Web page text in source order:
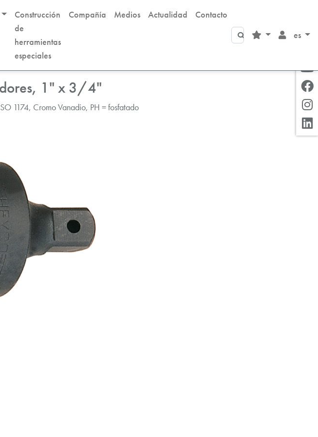
Construcción
de
herramientas
especiales
Compañía Medios Actualidad
Contacto
Buscar
es
1" x 3/4"
1174, Cromo Vanadio, PH = fosfatado